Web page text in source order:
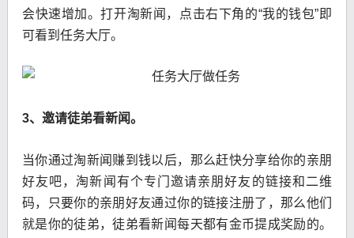
会快速增加。打开淘新闻，点击右下角的“我的钱包”即
可看到任务大厅。
3、邀请徒弟看新闻。
当你通过淘新闻赚到钱以后，那么赶快分享给你的亲朋
好友吧，淘新闻有个专门邀请亲朋好友的链接和二维
码，只要你的亲朋好友通过你的链接注册了，那么他们
就是你的徒弟，徒弟看新闻每天都有金币提成奖励的。